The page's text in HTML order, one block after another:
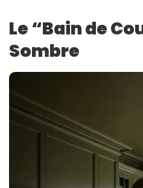
Le “Bain de
Sombre